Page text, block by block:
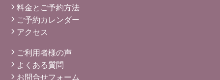
料金とご予約方法
ご予約カレンダー
アクセス
ご利用者様の声
よくある質問
お問合せフォーム